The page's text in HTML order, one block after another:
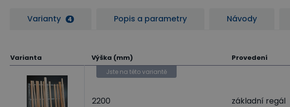
Varianty 4 Popis a parametry Návody
Varianta Výška (mm) Provedení
Jste na této variantě
2200 základní regál